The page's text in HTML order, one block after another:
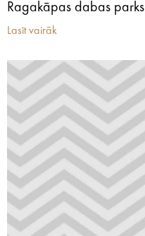
Ragakāpas dabas parks
Lasīt vairāk